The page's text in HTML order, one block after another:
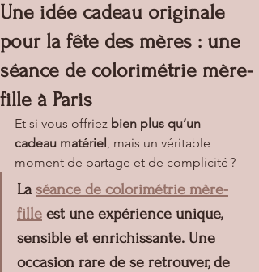
Une idée cadeau originale
pour la fête des mères : une
séance de colorimétrie mère-
fille à Paris
Et si vous offriez bien plus qu’un
cadeau matériel, mais un véritable
moment de partage et de complicité ?
La séance de colorimétrie mère-
fille est une expérience unique,
sensible et enrichissante. Une
occasion rare de se retrouver, de